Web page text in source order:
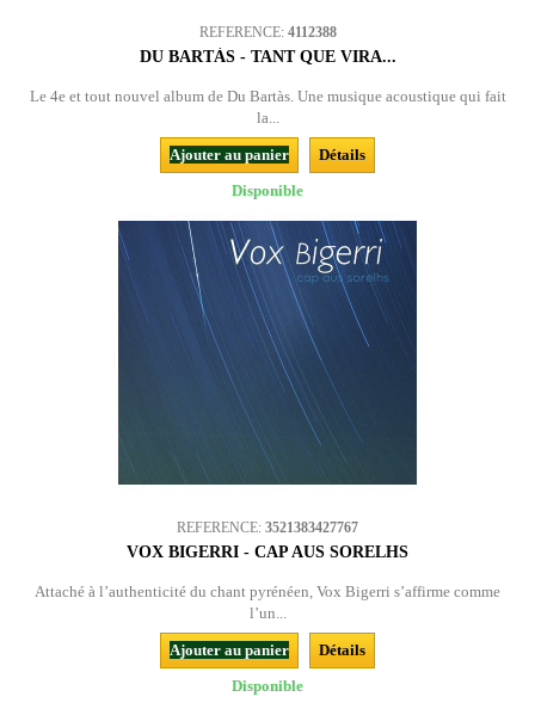
REFERENCE: 4112388
DU BARTÀS - TANT QUE VIRA...
Le 4e et tout nouvel album de Du Bartàs. Une musique acoustique qui fait
la...
Ajouter au panier
Détails
Disponible
REFERENCE: 3521383427767
VOX BIGERRI - CAP AUS SORELHS
Attaché à l’authenticité du chant pyrénéen, Vox Bigerri s’affirme comme
l’un...
Ajouter au panier
Détails
Disponible